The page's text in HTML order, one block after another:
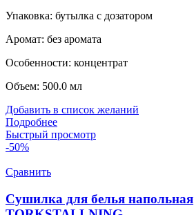
Упаковка: бутылка с дозатором
Аромат: без аромата
Особенности: концентрат
Объем: 500.0 мл
Добавить в список желаний
Подробнее
Быстрый просмотр
-50%
Сравнить
Сушилка для белья напольная